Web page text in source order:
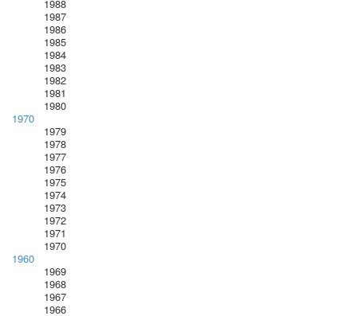
1988
1987
1986
1985
1984
1983
1982
1981
1980
1970
1979
1978
1977
1976
1975
1974
1973
1972
1971
1970
1960
1969
1968
1967
1966